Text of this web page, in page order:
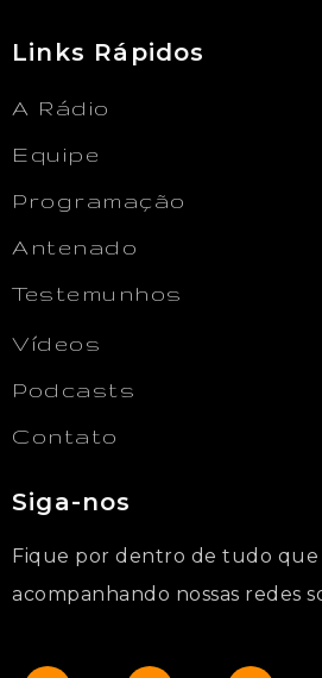
Links Rápidos
A Rádio
Equipe
Programação
Antenado
Testemunhos
Vídeos
Podcasts
Contato
Siga-nos
Fique por dentro de tudo que
acompanhando nossas redes